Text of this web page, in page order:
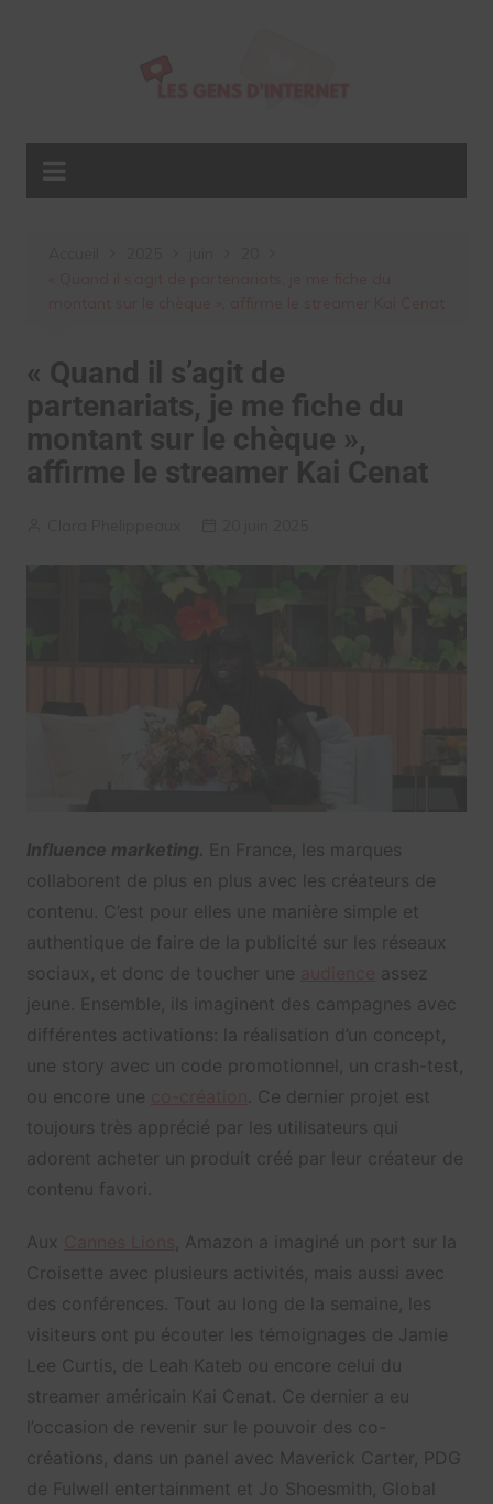
« Quand il s’agit de
partenariats, je me fiche du
montant sur le chèque »,
affirme le streamer Kai Cenat
Influence marketing. En France, les marques
collaborent de plus en plus avec les créateurs de
contenu. C’est pour elles une manière simple et
authentique de faire de la publicité sur les réseaux
sociaux, et donc de toucher une
assez
jeune. Ensemble, ils imaginent des campagnes avec
différentes activations: la réalisation d’un concept,
une story avec un code promotionnel, un crash-test,
ou encore une
. Ce dernier projet est
toujours très apprécié par les utilisateurs qui
adorent acheter un produit créé par leur créateur de
contenu favori.
Aux
, Amazon a imaginé un port sur la
Croisette avec plusieurs activités, mais aussi avec
des conférences. Tout au long de la semaine, les
visiteurs ont pu écouter les témoignages de Jamie
Lee Curtis, de Leah Kateb ou encore celui du
streamer américain Kai Cenat. Ce dernier a eu
l’occasion de revenir sur le pouvoir des co-
créations, dans un panel avec Maverick Carter, PDG
de Fulwell entertainment et Jo Shoesmith, Global